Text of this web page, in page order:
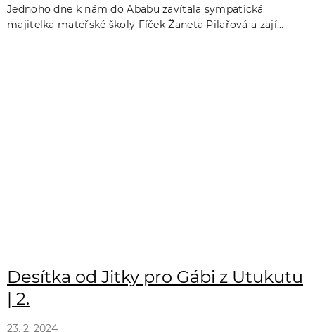
Jednoho dne k nám do Ababu zavítala sympatická
majitelka mateřské školy Fíček Žaneta Pilařová a zají...
Desítka od Jitky pro Gábi z Utukutu
| 2.
23. 2. 2024